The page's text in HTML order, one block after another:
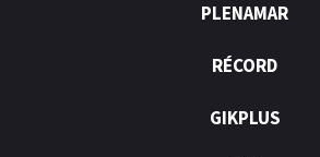
PLENAMAR
RÉCORD
GIKPLUS